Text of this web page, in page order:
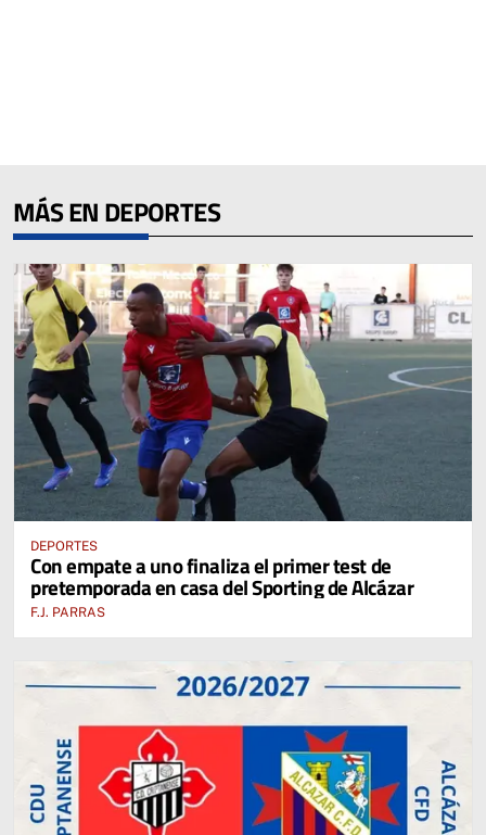
MÁS EN DEPORTES
DEPORTES
Con empate a uno finaliza el primer test de
pretemporada en casa del Sporting de Alcázar
F.J. PARRAS